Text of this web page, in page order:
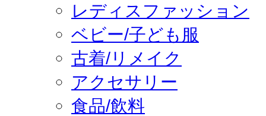
レディスファッション
ベビー/子ども服
古着/リメイク
アクセサリー
食品/飲料